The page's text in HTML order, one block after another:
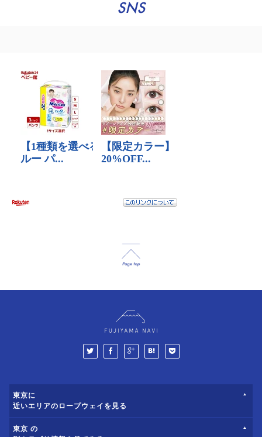
SNS
東京に
近いエリアのロープウェイを見る
東京 の